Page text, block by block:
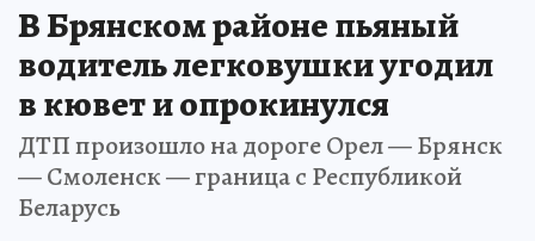
В Брянском районе пьяный
водитель легковушки угодил
в кювет и опрокинулся
ДТП произошло на дороге Орел — Брянск
— Смоленск — граница с Республикой
Беларусь